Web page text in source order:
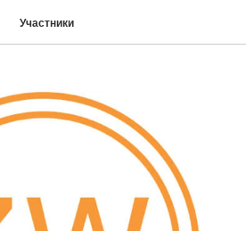
Участники